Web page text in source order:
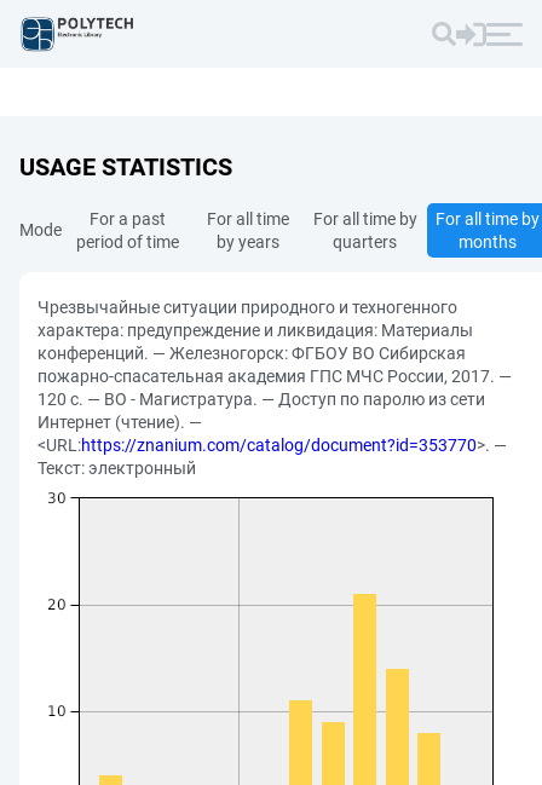
USAGE STATISTICS
Mode
For a past
period of time
For all time
by years
For all time by
quarters
For all time by
months
Чрезвычайные ситуации природного и техногенного
характера: предупреждение и ликвидация: Материалы
конференций. — Железногорск: ФГБОУ ВО Сибирская
пожарно-спасательная академия ГПС МЧС России, 2017. —
120 с. — ВО - Магистратура. — Доступ по паролю из сети
Интернет (чтение). —
<URL:https://znanium.com/catalog/document?id=353770>. —
Текст: электронный